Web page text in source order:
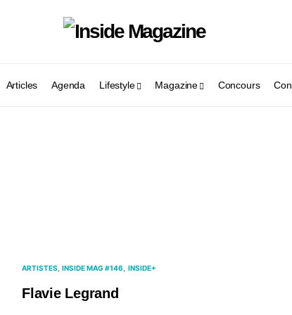
Articles Agenda Lifestyle Magazine Concours
ARTISTES INSIDE MAG #146 INSIDE+
Flavie Legrand